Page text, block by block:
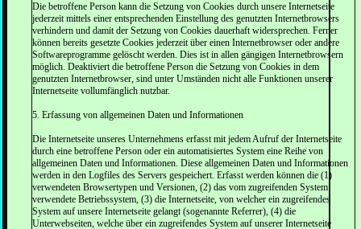
Die betroffene Person kann die Setzung von Cookies durch unsere Internetseite
jederzeit mittels einer entsprechenden Einstellung des genutzten Internetbrowsers
verhindern und damit der Setzung von Cookies dauerhaft widersprechen. Ferner
können bereits gesetzte Cookies jederzeit über einen Internetbrowser oder andere
Softwareprogramme gelöscht werden. Dies ist in allen gängigen Internetbrowsern
möglich. Deaktiviert die betroffene Person die Setzung von Cookies in dem
genutzten Internetbrowser, sind unter Umständen nicht alle Funktionen unserer
Internetseite vollumfänglich nutzbar.
5. Erfassung von allgemeinen Daten und Informationen
Die Internetseite unseres Unternehmens erfasst mit jedem Aufruf der Internetseite
durch eine betroffene Person oder ein automatisiertes System eine Reihe von
allgemeinen Daten und Informationen. Diese allgemeinen Daten und Informationen
werden in den Logfiles des Servers gespeichert. Erfasst werden können die (1)
verwendeten Browsertypen und Versionen, (2) das vom zugreifenden System
verwendete Betriebssystem, (3) die Internetseite, von welcher ein zugreifendes
System auf unsere Internetseite gelangt (sogenannte Referrer), (4) die
Unterwebseiten, welche über ein zugreifendes System auf unserer Internetseite